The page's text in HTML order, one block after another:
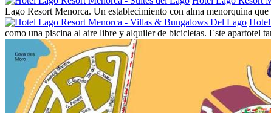
Lago Resort Menorca. Un establecimiento con alma menorquina
como una piscina al aire libre y alquiler de bicicletas. Este apartotel